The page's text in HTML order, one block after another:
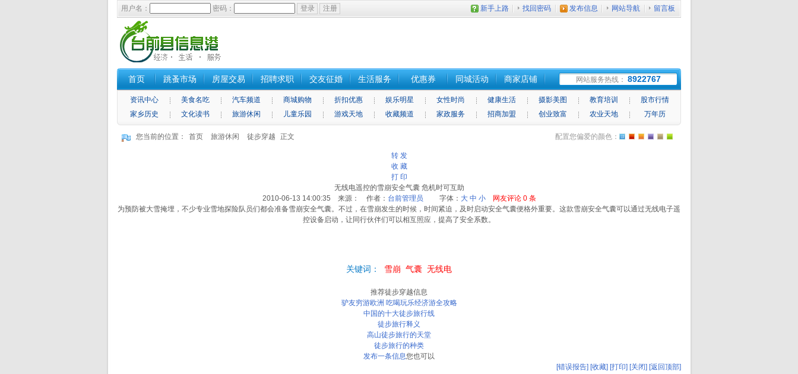
用户名： 密码： 新手上路 找回密码 发布信息 网站导航 留言板
首页 跳蚤市场 房屋交易 招聘求职 交友征婚 生活服务 优惠券 同城活动 商家店铺 网站服务热线： 8922767
资讯中心 美食名吃 汽车频道 商城购物 折扣优惠 娱乐明星 女性时尚 健康生活 摄影美图 教育培训
股市行情
家乡历史
文化读书 旅游休闲 儿童乐园 游戏天地 收藏频道 家政服务 招商加盟 创业致富 农业天地 万年历
您当前的位置： 首页 旅游休闲 徒步穿越 正文 配置您偏爱的颜色：
转 发
收 藏
打 印
无线电遥控的雪崩安全气囊 危机时可互助
2010-06-13 14:00:35 来源： 作者： 台前管理员 字体： 大 中 小 网友评论 0条
为预防被大雪掩埋，不少专业雪地探险队员们都会准备雪崩安全气囊。不过，在雪崩发生的时候，时间紧迫，及时启动安全气囊便格外重要。这款雪崩安全气囊可以通过无线电子遥
控设备启动，让同行伙伴们可以相互照应，提高了安全系数。
关键词： 雪崩 气囊 无线电
推荐徒步穿越信息
驴友穷游欧洲 吃喝玩乐经济游全攻略
中国的十大徒步旅行线
徒步旅行释义
高山徒步旅行的天堂
徒步旅行的种类
发布一条信息您也可以
[错误报告] [收藏] [打印] [关闭] [返回顶部]